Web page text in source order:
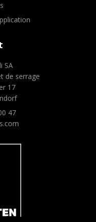
SA
de serrage
17
47